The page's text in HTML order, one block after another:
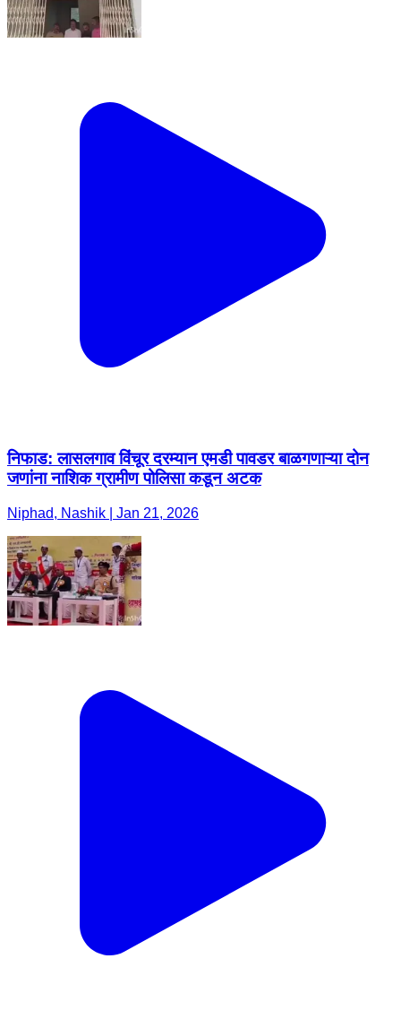
निफाड: लासलगाव विंचूर दरम्यान एमडी पावडर बाळगणाऱ्या दोन
जणांना नाशिक ग्रामीण पोलिसा कडून अटक
Niphad, Nashik | Jan 21, 2026